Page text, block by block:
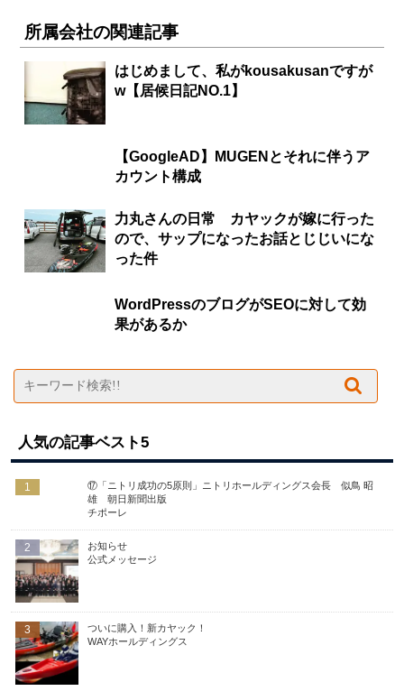
所属会社の関連記事
はじめまして、私がkousakusanですが
w【居候日記NO.1】
【GoogleAD】MUGENとそれに伴うア
カウント構成
力丸さんの日常 カヤックが嫁に行った
ので、サップになったお話とじじいにな
った件
WordPressのブログがSEOに対して効
果があるか
人気の記事ベスト5
1
⑰「ニトリ成功の5原則」ニトリホールディングス会長 似鳥 昭
雄 朝日新聞出版
チポーレ
2
お知らせ
公式メッセージ
3
ついに購入！新カヤック！
WAYホールディングス